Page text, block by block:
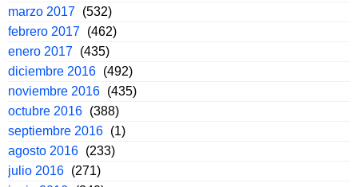
marzo 2017 (532)
febrero 2017 (462)
enero 2017 (435)
diciembre 2016 (492)
noviembre 2016 (435)
octubre 2016 (388)
septiembre 2016 (1)
agosto 2016 (233)
julio 2016 (271)